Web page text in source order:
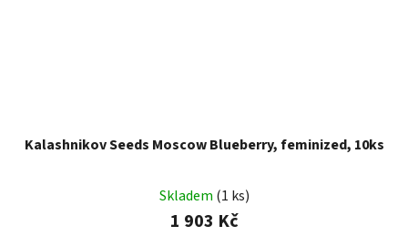
Kalashnikov Seeds Moscow Blueberry, feminized, 10ks
Skladem (1 ks)
1 903 Kč